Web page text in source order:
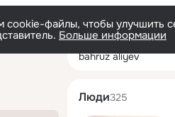
cookie-файлы, чтобы улучшить
Больше информации
bahruz aliyev
Люди325